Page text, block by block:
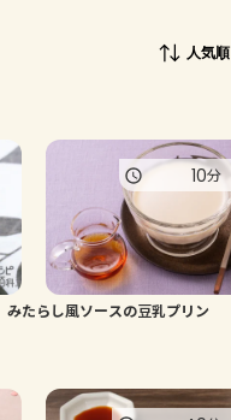
人気順
みたらし風ソースの豆乳プリン
10分